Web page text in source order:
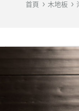
首頁 木地板